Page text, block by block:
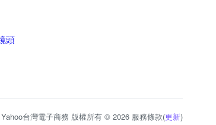
頭
Yahoo台灣電子商務 版權所有 © 2026 服務條款(更新)